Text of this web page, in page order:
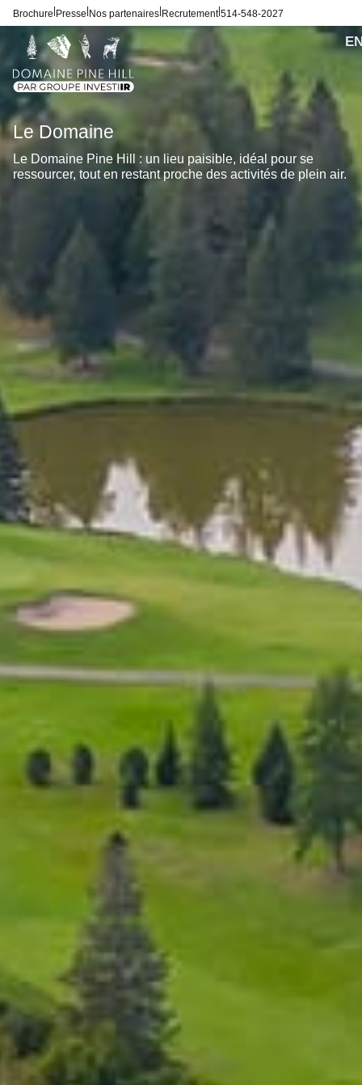
Brochure Presse Nos partenaires Recrutement|514-548-2027
Le Domaine
Le Domaine Pine Hill : un lieu paisible, idéal pour se
ressourcer, tout en restant proche des activités de plein air.